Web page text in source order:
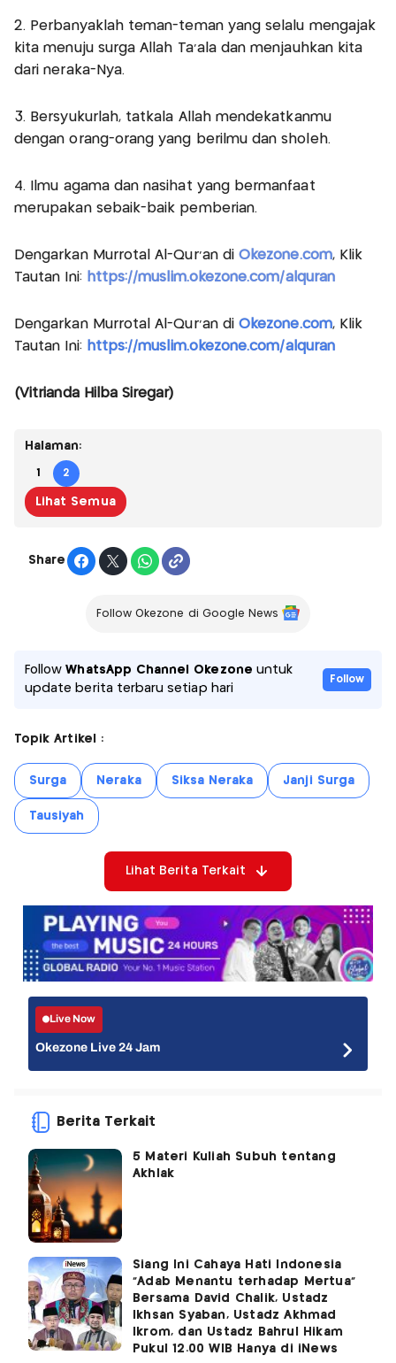
2. Perbanyaklah teman-teman yang selalu mengajak
kita menuju surga Allah Ta'ala dan menjauhkan kita
dari neraka-Nya.
3. Bersyukurlah, tatkala Allah mendekatkanmu
dengan orang-orang yang berilmu dan sholeh.
4. Ilmu agama dan nasihat yang bermanfaat
merupakan sebaik-baik pemberian.
Dengarkan Murrotal Al-Qur'an diOkezone.com, Klik
Tautan Ini: https://muslim.okezone.com/alquran
Dengarkan Murrotal Al-Qur'an diOkezone.com, Klik
Tautan Ini: https://muslim.okezone.com/alquran
(Vitrianda Hilba Siregar)
Halaman:
1 2
Lihat Semua
Share
Follow Okezone di Google News
FollowWhatsApp Channel Okezone untuk
update berita terbaru setiap hari
Follow
Topik Artikel :
Surga Neraka Siksa Neraka Janji Surga
Tausiyah
Lihat Berita Terkait
Live Now
Okezone Live 24 Jam
Berita Terkait
5 Materi Kuliah Subuh tentang
Akhlak
Siang Ini Cahaya Hati Indonesia
"Adab Menantu terhadap Mertua"
Bersama David Chalik, Ustadz
Ikhsan Syaban, Ustadz Akhmad
Ikrom, dan Ustadz Bahrul Hikam
Pukul 12.00 WIB Hanya di iNews